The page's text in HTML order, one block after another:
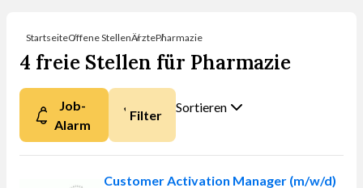
StartseiteOffene StellenÄrztePharmazie
4 freie Stellen für Pharmazie
Job-
Alarm
Filter Sortieren
Customer Activation Manager (m/w/d)